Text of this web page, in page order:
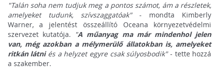
"Talán soha nem tudjuk meg a pontos számot, ám a részletek,
amelyeket tudunk, szívszaggatóak"- mondta Kimberly
Warner, a jelentést összeállító Oceana környezetvédelmi
szervezet kutatója.
"A műanyag ma már mindenhol jelen
van, még azokban a mélymerülő állatokban is, amelyeket
ritkán látniés a helyzet egyre csak súlyosbodik"- tette hozzá
a szakember.